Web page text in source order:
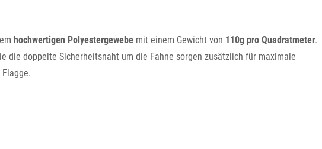
hochwertigen Polyestergewebe mit einem Gewicht von 110g pro Quadratmeter.
die doppelte Sicherheitsnaht um die Fahne sorgen zusätzlich für maximale